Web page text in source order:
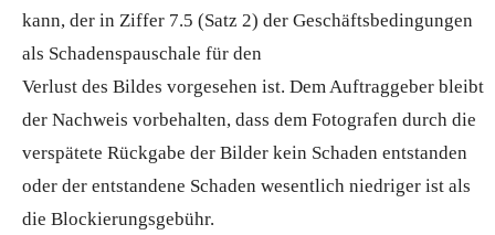
kann, der in Ziffer 7.5 (Satz 2) der Geschäftsbedingungen
als Schadenspauschale für den
Verlust des Bildes vorgesehen ist. Dem Auftraggeber bleibt
der Nachweis vorbehalten, dass dem Fotografen durch die
verspätete Rückgabe der Bilder kein Schaden entstanden
oder der entstandene Schaden wesentlich niedriger ist als
die Blockierungsgebühr.